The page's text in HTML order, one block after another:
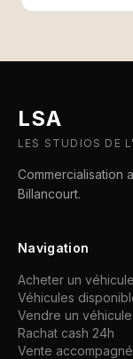
LSA
LES STUDIOS DE
Commercialisation
Billancourt.
Navigation
Acheter un véhicule
Véhicules
Vendre un véhicule
Rachat cash 24h
Vente